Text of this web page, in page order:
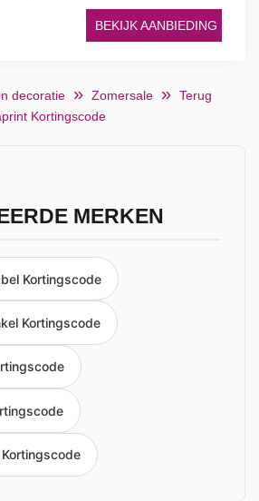
BEKIJK AANBIEDING
decoratie Zomersale
Terug
Kortingscode
MERKEN
Kortingscode
Kortingscode